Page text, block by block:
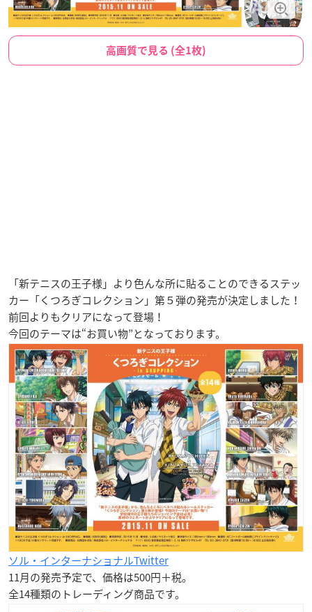
高画質で見る (全1枚)
「新テニスの王子様」より色んな所に貼ることのできるステッ
カー「くつろぎコレクション」第５弾の発売が決定しました！
前回よりもクリアになって登場！
今回のテーマは“お買い物”となっております。
ソル・インターナショナルTwitter
11月の発売予定で、価格は500円＋税。
全14種類のトレーディング商品です。